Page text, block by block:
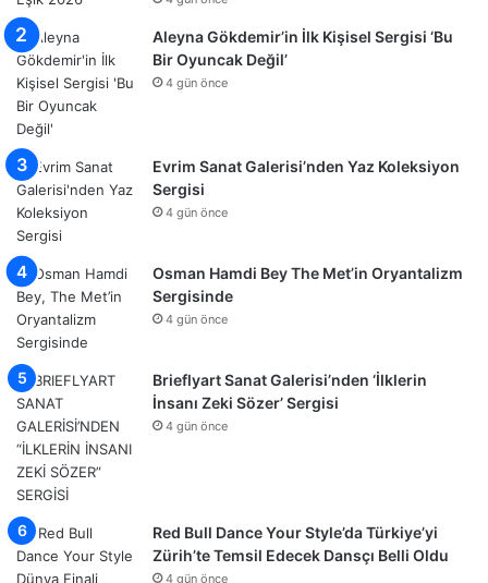
Aleyna Gökdemir’in İlk Kişisel Sergisi ‘Bu
Bir Oyuncak Değil’
4 gün önce
Evrim Sanat Galerisi’nden Yaz Koleksiyon
Sergisi
4 gün önce
Osman Hamdi Bey The Met’in Oryantalizm
Sergisinde
4 gün önce
Brieflyart Sanat Galerisi’nden ‘İlklerin
İnsanı Zeki Sözer’ Sergisi
4 gün önce
Red Bull Dance Your Style’da Türkiye’yi
Zürih’te Temsil Edecek Dansçı Belli Oldu
4 gün önce